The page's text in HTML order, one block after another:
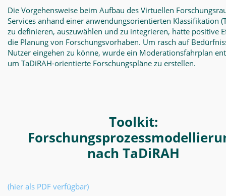
Die Vorgehensweise beim Aufbau des Virtuellen
Services anhand einer anwendungsorientierten Klassifikation
zu definieren, auszuwählen und zu integrieren, hatte positive
die Planung von Forschungsvorhaben. Um rasch auf
Nutzer eingehen zu könne, wurde ein Moderationsfahrplan
um TaDiRAH-orientierte Forschungspläne zu erstellen.
Toolkit:
nach TaDiRAH
(hier als PDF verfügbar)